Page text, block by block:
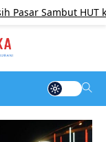
Sambut HUT ke-